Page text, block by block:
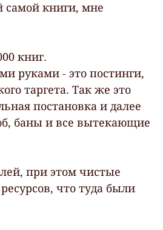
самой книги, мне
книг.
руками - это постинги,
таргета. Так же это
постановка и далее
баны и все вытекающие
при этом чистые
что туда были